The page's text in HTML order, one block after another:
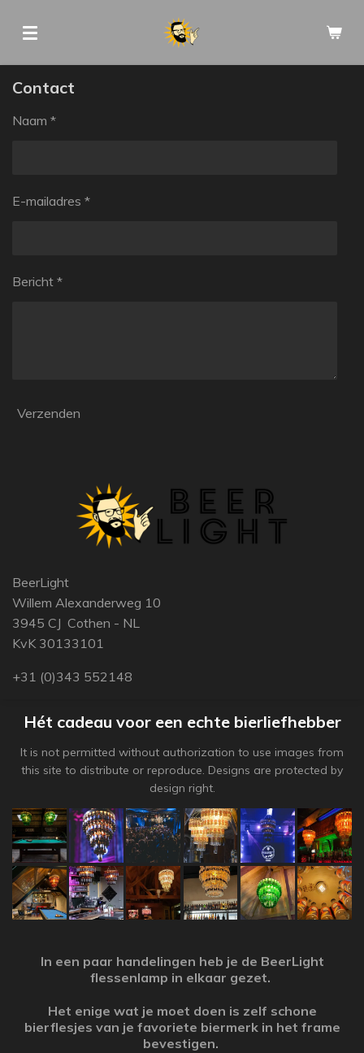
direct
Contact
Naam *
E-mailadres *
Bericht *
Verzenden
BeerLight
Willem Alexanderweg 10
3945 CJ Cothen - NL
KvK 30133101
+31 (0)343 552148
Hét cadeau voor een echte bierliefhebber
It is not permitted without authorization to use images from
this site to distribute or reproduce. Designs are protected by
design right.
In een paar handelingen heb je de BeerLight
flessenlamp in elkaar gezet.
Het enige wat je moet doen is zelf schone
bierflesjes van je favoriete biermerk in het frame
bevestigen.